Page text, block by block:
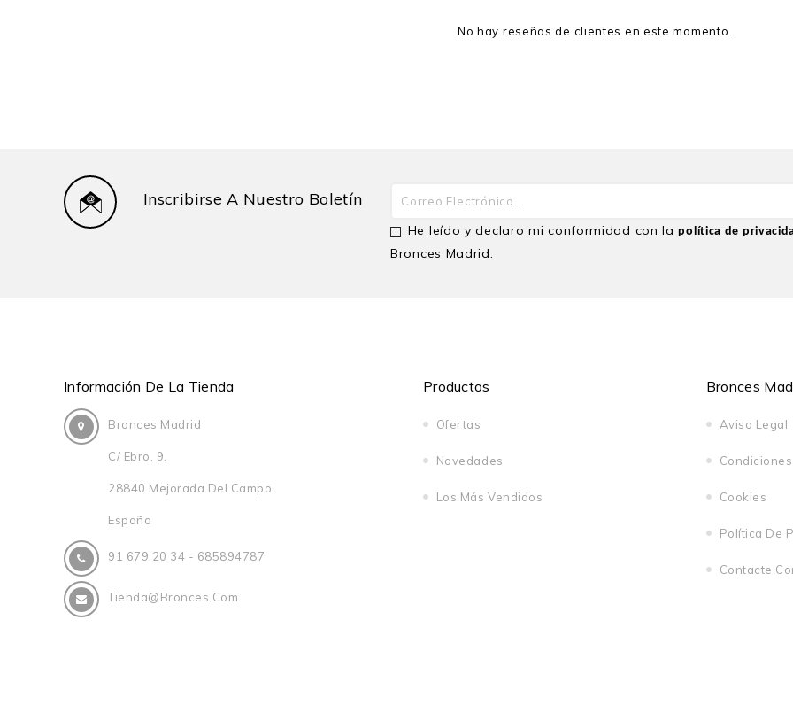
No hay reseñas de clientes en este momento.
Inscribirse A Nuestro Boletín
He leído y declaro mi conformidad con lapolítica de
Bronces Madrid.
Información De La Tienda
Bronces Madrid
C/ Ebro, 9.
28840 Mejorada Del Campo.
España
91 679 20 34 - 685894787
Tienda@bronces.com
Productos
Ofertas
Novedades
Los Más Vendidos
Bronces
Aviso Legal
Cookies
Política De
Contacte